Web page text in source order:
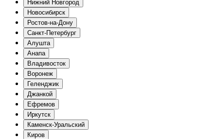
Нижний Новгород
Новосибирск
Ростов-на-Дону
Санкт-Петербург
Алушта
Анапа
Владивосток
Воронеж
Геленджик
Джанкой
Ефремов
Иркутск
Каменск-Уральский
Киров